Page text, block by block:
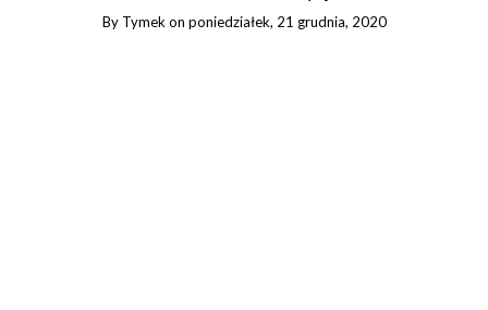
By Tymek on poniedziałek, 21 grudnia, 2020